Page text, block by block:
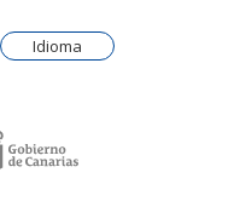
Idioma